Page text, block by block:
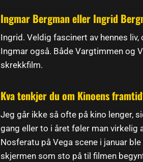
Ingmar Bergman eller Ingrid
Ingrid. Veldig fascinert av hennes
Ingmar også. Både Vargtimmen og
skrekkfilm.
Kva tenkjer du om Kinoens
Jeg går ikke så ofte på kino lenger,
gang eller to i året føler man virkelig
Nosferatu på Vega scene i januar
skjermen som sto på til filmen